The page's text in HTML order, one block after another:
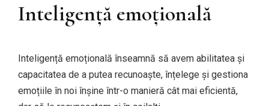
Inteligență emoțională
Inteligență emoțională înseamnă să avem abilitatea și
capacitatea de a putea recunoaște, înțelege și gestiona
emoțiile în noi înșine într-o manieră cât mai eficientă,